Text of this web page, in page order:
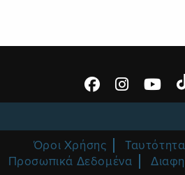
Όροι Χρήσης Ταυτότητα
Προσωπικά Δεδομένα